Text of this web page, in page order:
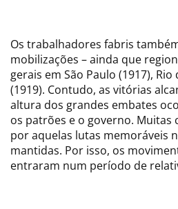
Os trabalhadores fabris
mobilizações – ainda que
gerais em São Paulo (1917), Rio
(1919). Contudo, as vitórias
altura dos grandes embates
os patrões e o governo. Muitas
por aquelas lutas memoráveis
mantidas. Por isso, os
entraram num período de